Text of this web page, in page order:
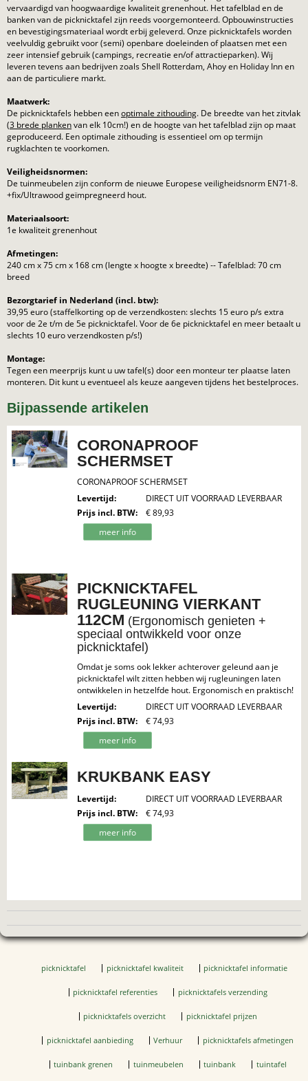
vervaardigd van hoogwaardige kwaliteit grenenhout. Het tafelblad en de
banken van de picknicktafel zijn reeds voorgemonteerd. Opbouwinstructies
en bevestigingsmateriaal wordt erbij geleverd. Onze picknicktafels worden
veelvuldig gebruikt voor (semi) openbare doeleinden of plaatsen met een
zeer intensief gebruik (campings, recreatie en/of attractieparken). Wij
leveren tevens aan bedrijven zoals Shell Rotterdam, Ahoy en Holiday Inn en
aan de particuliere markt.
Maatwerk:
De picknicktafels hebben eenoptimale zithouding. De breedte van het zitvlak
(3 brede plankenvan elk 10cm!) en de hoogte van het tafelblad zijn op maat
geproduceerd. Een optimale zithouding is essentieel om op termijn
rugklachten te voorkomen.
Veiligheidsnormen:
De tuinmeubelen zijn conform de nieuwe Europese veiligheidsnorm EN71-8.
+fix/Ultrawood geïmpregneerd hout.
Materiaalsoort:
1e kwaliteit grenenhout
Afmetingen:
240 cm x 75 cm x 168 cm (lengte x hoogte x breedte) -- Tafelblad: 70 cm
breed
Bezorgtarief in Nederland (incl. btw):
39,95 euro (staffelkorting op de verzendkosten: slechts 15 euro p/s extra
voor de 2e t/m de 5e picknicktafel. Voor de 6e picknicktafel en meer betaalt u
slechts 10 euro verzendkosten p/s!)
Montage:
Tegen een meerprijs kunt u uw tafel(s) door een monteur ter plaatse laten
monteren. Dit kunt u eventueel als keuze aangeven tijdens het bestelproces.
Bijpassende artikelen
CORONAPROOF
SCHERMSET
CORONAPROOF SCHERMSET
Levertijd:
DIRECT UIT VOORRAAD LEVERBAAR
Prijs incl. BTW:
€ 89,93
meer info
PICKNICKTAFEL
RUGLEUNING VIERKANT
112CM (Ergonomisch genieten +
speciaal ontwikkeld voor onze
picknicktafel)
Omdat je soms ook lekker achterover geleund aan je
picknicktafel wilt zitten hebben wij rugleuningen laten
ontwikkelen in hetzelfde hout. Ergonomisch en praktisch!
Levertijd:
DIRECT UIT VOORRAAD LEVERBAAR
Prijs incl. BTW:
€ 74,93
meer info
KRUKBANK EASY
Levertijd:
DIRECT UIT VOORRAAD LEVERBAAR
Prijs incl. BTW:
€ 74,93
meer info
picknicktafel picknicktafel kwaliteit picknicktafel informatie
picknicktafel referenties picknicktafels verzending
picknicktafels overzicht picknicktafel prijzen
picknicktafel aanbieding Verhuur picknicktafels afmetingen
tuinbank grenen tuinmeubelen tuinbank tuintafel